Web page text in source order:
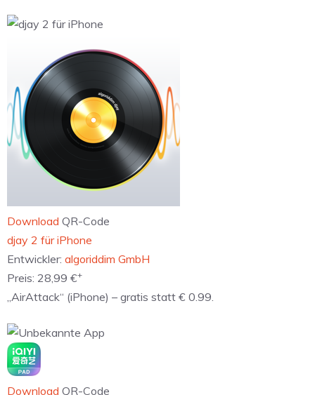
Download QR-Code
‎djay 2 für iPhone
Entwickler: algoriddim GmbH
Preis: 28,99 €+
„AirAttack“ (iPhone) – gratis statt € 0.99.
Download QR-Code